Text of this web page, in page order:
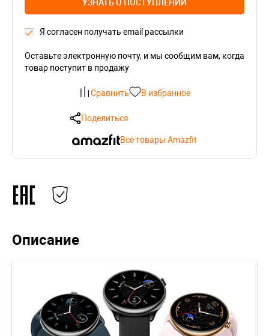
УЗНАТЬ О ПОСТУПЛЕНИИ
Я согласен получать email рассылки
Оставьте электронную почту, и мы сообщим вам, когда
товар поступит в продажу
Сравнить В избранное
Поделиться
Все товары Amazfit
Описание